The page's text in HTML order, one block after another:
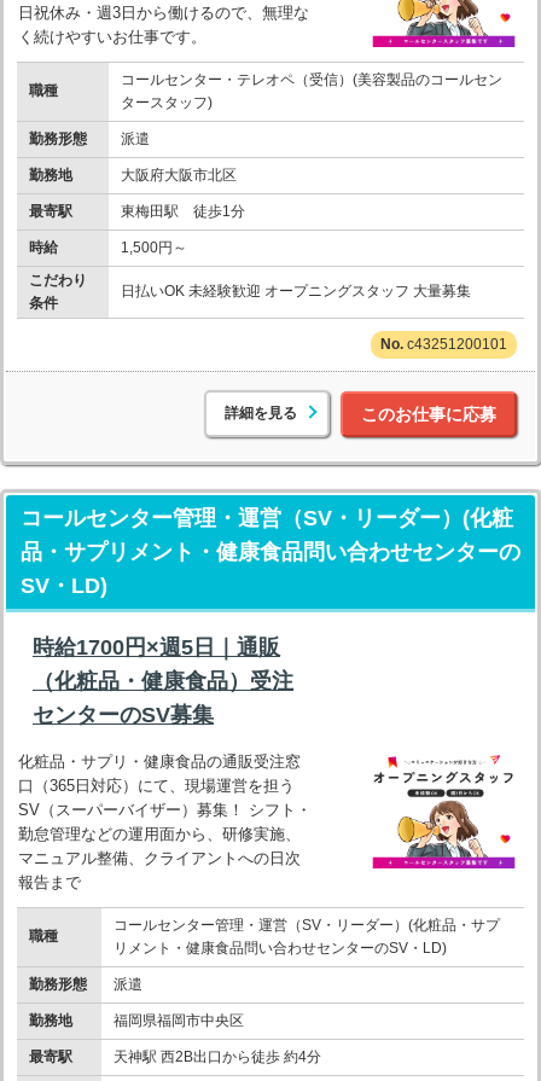
日祝休み・週3日から働けるので、無理な
く続けやすいお仕事です。
職種
コールセンター・テレオペ（受信）(美容製品のコールセン
タースタッフ)
勤務形態 派遣
勤務地 大阪府大阪市北区
最寄駅 東梅田駅 徒歩1分
時給
1,500円～
こだわり
条件
日払いOK 未経験歓迎 オープニングスタッフ 大量募集
c43251200101
詳細を見る このお仕事に応募
コールセンター管理・運営（SV・リーダー）(化粧
品・サプリメント・健康食品問い合わせセンターの
SV・LD)
時給1700円×週5日｜通販
（化粧品・健康食品）受注
センターのSV募集
化粧品・サプリ・健康食品の通販受注窓
口（365日対応）にて、現場運営を担う
SV（スーパーバイザー）募集！ シフト・
勤怠管理などの運用面から、研修実施、
マニュアル整備、クライアントへの日次
報告まで
職種
コールセンター管理・運営（SV・リーダー）(化粧品・サプ
リメント・健康食品問い合わせセンターのSV・LD)
勤務形態 派遣
勤務地 福岡県福岡市中央区
最寄駅 天神駅 西2B出口から徒歩 約4分